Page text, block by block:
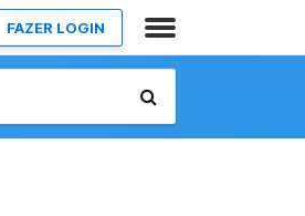
FAZER LOGIN